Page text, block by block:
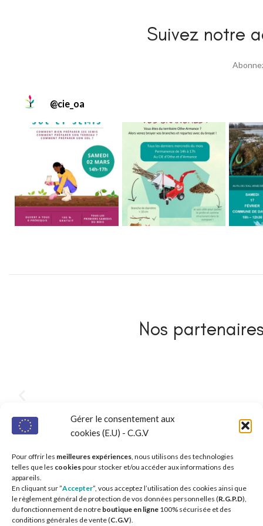
Gérer le consentement aux
cookies (E.U) - C.G.V
Pour offrir les meilleures expériences, nous utilisons des technologies
telles que les cookiespour stocker et/ou accéder aux informations des
appareils.
En cliquant sur ”Accepter”, vous acceptez l’utilisation des cookies ainsi que
le règlement général de protection de vos données personnelles (R.G.P.D),
du fonctionnement de notre boutique en ligne 100% sécurisée et des
conditions générales de vente (C.G.V).
Suivez notre
@cie_oa
Nos